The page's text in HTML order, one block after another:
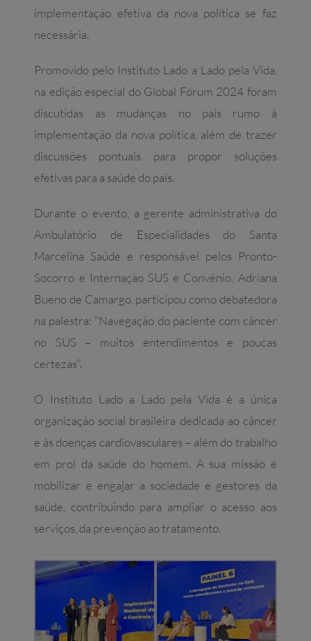
implementação efetiva da nova política se faz
necessária.
Promovido pelo Instituto Lado a Lado pela Vida,
na edição especial do Global Fórum 2024 foram
discutidas as mudanças no país rumo à
implementação da nova política, além de trazer
discussões pontuais para propor soluções
efetivas para a saúde do país.
Durante o evento, a gerente administrativa do
Ambulatório de Especialidades do Santa
Marcelina Saúde e responsável pelos Pronto-
Socorro e Internação SUS e Convênio, Adriana
Bueno de Camargo, participou como debatedora
na palestra: “Navegação do paciente com câncer
no SUS – muitos entendimentos e poucas
certezas”.
O Instituto Lado a Lado pela Vida é a única
organização social brasileira dedicada ao câncer
e às doenças cardiovasculares – além do trabalho
em prol da saúde do homem. A sua missão é
mobilizar e engajar a sociedade e gestores da
saúde, contribuindo para ampliar o acesso aos
serviços, da prevenção ao tratamento.